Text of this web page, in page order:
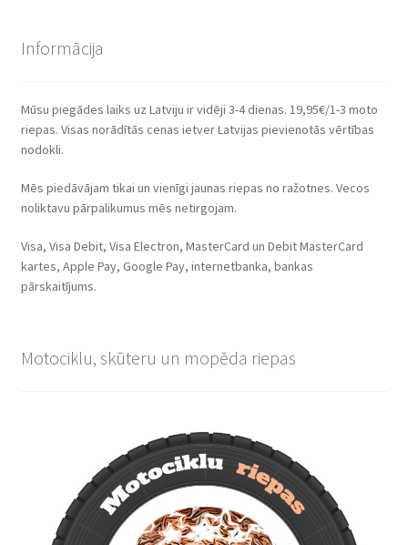
Informācija
Mūsu piegādes laiks uz Latviju ir vidēji 3-4 dienas. 19,95€/1-3 moto
riepas. Visas norādītās cenas ietver Latvijas pievienotās vērtības
nodokli.
Mēs piedāvājam tikai un vienīgi jaunas riepas no ražotnes. Vecos
noliktavu pārpalikumus mēs netirgojam.
Visa, Visa Debit, Visa Electron, MasterCard un Debit MasterCard
kartes, Apple Pay, Google Pay, internetbanka, bankas
pārskaitījums.
Motociklu, skūteru un mopēda riepas